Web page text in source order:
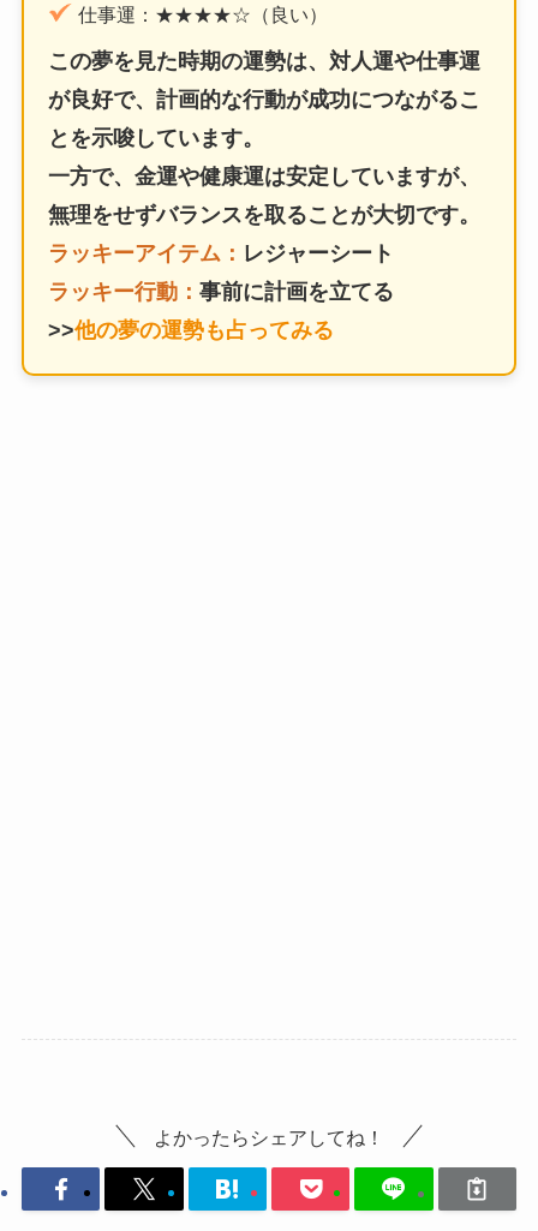
仕事運：★★★★☆（良い）
この夢を見た時期の運勢は、対人運や仕事運
が良好で、計画的な行動が成功につながるこ
とを示唆しています。
一方で、金運や健康運は安定していますが、
無理をせずバランスを取ることが大切です。
ラッキーアイテム： レジャーシート
ラッキー行動： 事前に計画を立てる
>>他の夢の運勢も占ってみる
よかったらシェアしてね！